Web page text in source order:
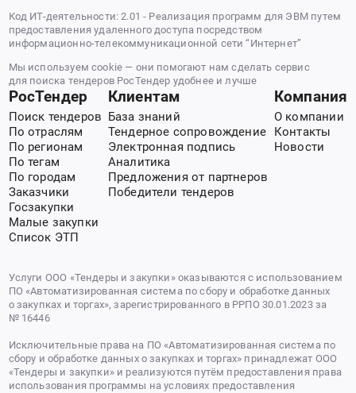
Код ИТ-деятельности: 2.01 - Реализация программ для ЭВМ путем
предоставления удаленного доступа посредством
информационно-телекоммуникационной сети “Интернет”
Мы используем cookie — они помогают нам сделать сервис
для поиска тендеров РосТендер удобнее и лучше
РосТендер
Поиск тендеров
По отраслям
По регионам
По тегам
По городам
Заказчики
Госзакупки
Малые закупки
Список ЭТП
Клиентам
База знаний
Тендерное сопровождение
Электронная подпись
Аналитика
Предложения от партнеров
Победители тендеров
Компания
О компании
Контакты
Новости
Услуги ООО «Тендеры и закупки» оказываются с использованием
ПО «Автоматизированная система по сбору и обработке данных
о закупках и торгах», зарегистрированного в РРПО 30.01.2023 за
№ 16446
Исключительные права на ПО «Автоматизированная система по
сбору и обработке данных о закупках и торгах» принадлежат ООО
«Тендеры и закупки» и реализуются путём предоставления права
использования программы на условиях предоставления